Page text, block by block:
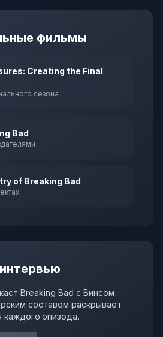
фильмы
Creating the Final
сезона
Bad
of Breaking Bad
Breaking Bad с Винсом
составом раскрывает
каждого эпизода.